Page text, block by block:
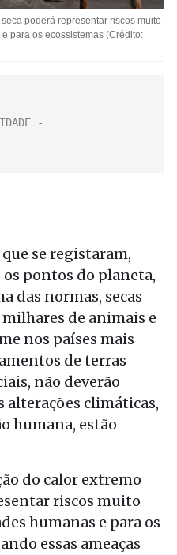
poderá representar riscos muito
para os ecossistemas (Crédito:
se registaram,
pontos do planeta,
das normas, secas
de animais e
nos países mais
de terras
não deverão
alterações climáticas,
humana, estão
do calor extremo
riscos muito
humanas e para os
essas ameaças